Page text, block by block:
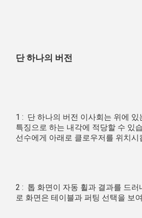
단 하나의 버전
1 :  단 하나의 버전 이사회는 위에 있
특징으로 하는 내각에 적당할 수 있
선수에게 아래로 클로우저를 위치시
2 :  톱 화면이 자동 휠과 결과를 드러
로 화면은 테이블과 퍼팅 선택을 보